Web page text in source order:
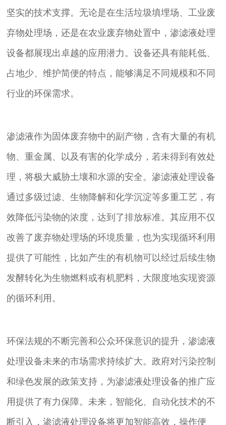
坚实的技术支撑。无论是在生活垃圾填埋场、工业废
弃物处理场，还是在农业废弃物处置中，渗滤液处理
设备都展现出卓越的应用潜力。设备还具有能耗低、
占地少、维护简便的特点，能够满足不同规模和不同
行业的环保需求。
渗滤液作为固体废弃物中的副产物，含有大量的有机
物、重金属、以及有害的化学成分，若未得到有效处
理，将极大威胁土壤和水源的安全。渗滤液处理设备
通过多级过滤、生物降解和化学沉淀等多重工艺，有
效降低污染物的浓度，达到了排放标准。其应用不仅
改善了废弃物处理场的环境质量，也为实现循环利用
提供了可能性，比如产生的有机物可以经过后续生物
发酵转化为生物燃料或有机肥料，大限度地实现资源
的循环利用。
环保法规的不断完善和公众环保意识的提升，渗滤液
处理设备未来的市场需求持续扩大。政府对污染控制
和绿色发展的政策支持，为渗滤液处理设备的推广应
用提供了有力保障。未来，智能化、自动化技术的不
断引入，渗滤液处理设备将更加智能高效，操作便